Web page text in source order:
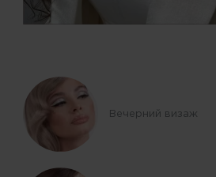
Вечерний визаж